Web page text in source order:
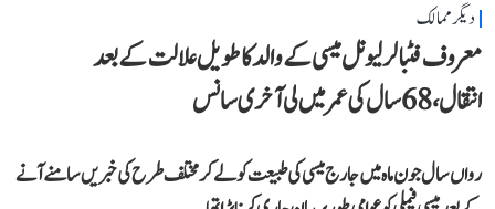
دیگر ممالک
معروف فٹبالر لیونل میسی کے والد کا طویل علالت کے بعد
انتقال، 68 سال کی عمر میں لی آخری سانس
رواں سال جون ماہ میں جارج میسی کی طبیعت کو لے کر مختلف طرح کی خبریں سامنے آنے